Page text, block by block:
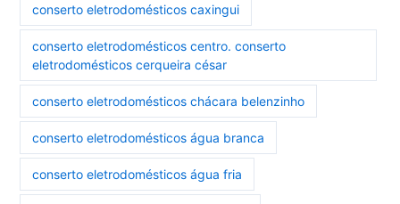
conserto eletrodomésticos caxingui
conserto eletrodomésticos centro. conserto
eletrodomésticos cerqueira césar
conserto eletrodomésticos chácara belenzinho
conserto eletrodomésticos água branca
conserto eletrodomésticos água fria